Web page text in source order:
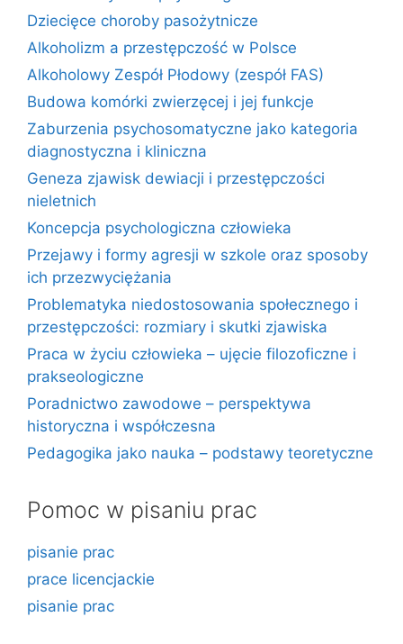
Dziecięce choroby pasożytnicze
Alkoholizm a przestępczość w Polsce
Alkoholowy Zespół Płodowy (zespół FAS)
Budowa komórki zwierzęcej i jej funkcje
Zaburzenia psychosomatyczne jako kategoria
diagnostyczna i kliniczna
Geneza zjawisk dewiacji i przestępczości
nieletnich
Koncepcja psychologiczna człowieka
Przejawy i formy agresji w szkole oraz sposoby
ich przezwyciężania
Problematyka niedostosowania społecznego i
przestępczości: rozmiary i skutki zjawiska
Praca w życiu człowieka – ujęcie filozoficzne i
prakseologiczne
Poradnictwo zawodowe – perspektywa
historyczna i współczesna
Pedagogika jako nauka – podstawy teoretyczne
Pomoc w pisaniu prac
pisanie prac
prace licencjackie
pisanie prac